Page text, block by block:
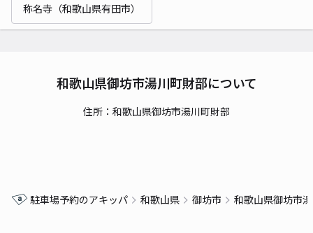
称名寺（和歌山県有田市）
和歌山県御坊市湯川町財部について
住所：和歌山県御坊市湯川町財部
駐車場予約のアキッパ 和歌山県 御坊市 和歌山県御坊市